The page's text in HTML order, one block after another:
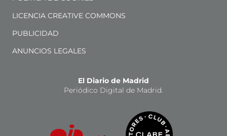
LICENCIA CREATIVE COMMONS
PUBLICIDAD
ANUNCIOS LEGALES
El Diario de Madrid
Periódico Digital de Madrid.